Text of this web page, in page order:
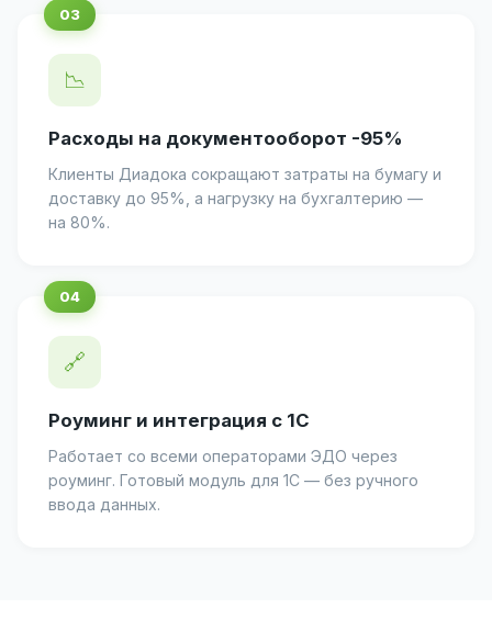
📉
Расходы на документооборот -95%
Клиенты Диадока сокращают затраты на бумагу и
доставку до 95%, а нагрузку на бухгалтерию —
на 80%.
🔗
Роуминг и интеграция с 1С
Работает со всеми операторами ЭДО через
роуминг. Готовый модуль для 1С — без ручного
ввода данных.